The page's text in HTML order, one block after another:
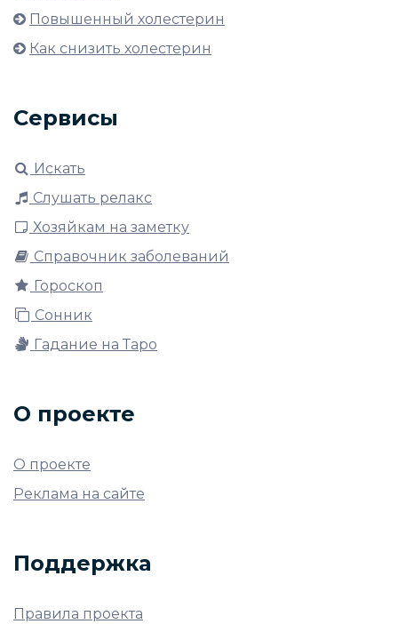
Повышенный холестерин
Как снизить холестерин
Сервисы
Искать
Слушать релакс
Хозяйкам на заметку
Справочник заболеваний
Гороскоп
Сонник
Гадание на Таро
О проекте
О проекте
Реклама на сайте
Поддержка
Правила проекта